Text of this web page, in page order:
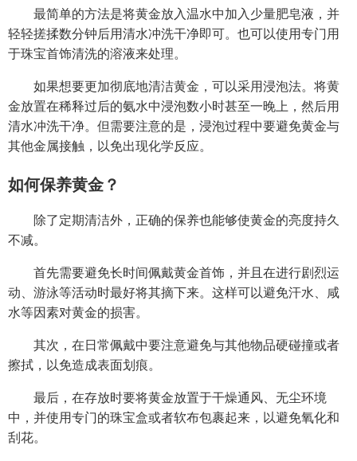
最简单的方法是将黄金放入温水中加入少量肥皂液，并
轻轻搓揉数分钟后用清水冲洗干净即可。也可以使用专门用
于珠宝首饰清洗的溶液来处理。
如果想要更加彻底地清洁黄金，可以采用浸泡法。将黄
金放置在稀释过后的氨水中浸泡数小时甚至一晚上，然后用
清水冲洗干净。但需要注意的是，浸泡过程中要避免黄金与
其他金属接触，以免出现化学反应。
如何保养黄金？
除了定期清洁外，正确的保养也能够使黄金的亮度持久
不减。
首先需要避免长时间佩戴黄金首饰，并且在进行剧烈运
动、游泳等活动时最好将其摘下来。这样可以避免汗水、咸
水等因素对黄金的损害。
其次，在日常佩戴中要注意避免与其他物品硬碰撞或者
擦拭，以免造成表面划痕。
最后，在存放时要将黄金放置于干燥通风、无尘环境
中，并使用专门的珠宝盒或者软布包裹起来，以避免氧化和
刮花。